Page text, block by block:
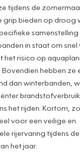
tijdens de
grip bieden op droog
samenstelling
in staat om
het risico op
Bovendien hebben ze
dan winterbanden,
het rijden. Kortom,
voor een veilige en
rijervaring tijdens
het jaar.